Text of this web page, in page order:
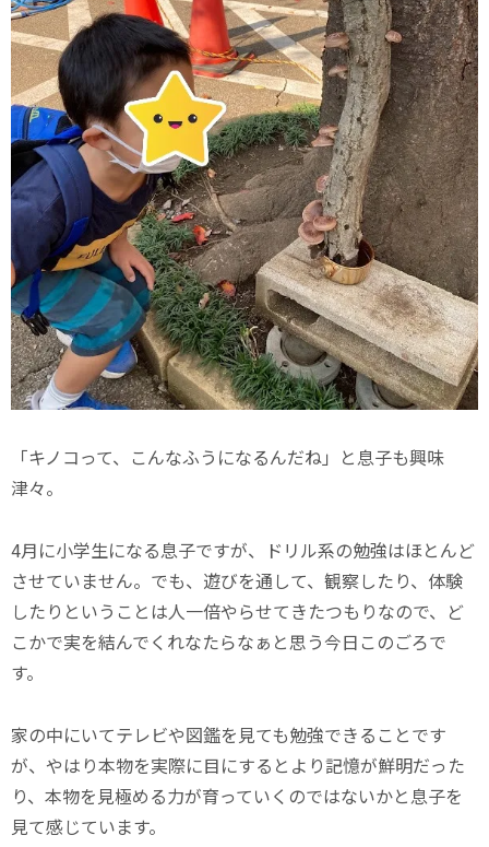
「キノコって、こんなふうになるんだね」と息子も興味
津々。
4月に小学生になる息子ですが、ドリル系の勉強はほとんど
させていません。でも、遊びを通して、観察したり、体験
したりということは人一倍やらせてきたつもりなので、ど
こかで実を結んでくれなたらなぁと思う今日このごろで
す。
家の中にいてテレビや図鑑を見ても勉強できることです
が、やはり本物を実際に目にするとより記憶が鮮明だった
り、本物を見極める力が育っていくのではないかと息子を
見て感じています。